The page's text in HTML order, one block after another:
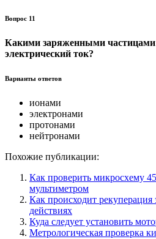
Вопрос 11
Какими заряженными частицами
электрический ток?
Варианты ответов
ионами
электронами
протонами
нейтронами
Похожие публикации:
Как проверить микросхему
мультиметром
Как происходит
действиях
Куда следует установить
Метрологическая проверка